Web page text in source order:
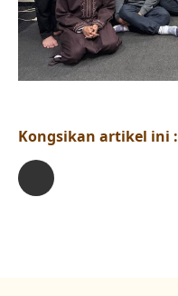
Kongsikan artikel ini :